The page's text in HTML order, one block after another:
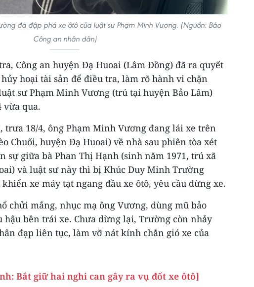
đã đập phá xe ôtô của luật sư Phạm Minh Vương. (Nguồn: Báo
Công an nhân dân)
Công an huyện Đạ Huoai (Lâm Đồng) đã ra quyết
hoại tài sản để điều tra, làm rõ hành vi chặn
sư Phạm Minh Vương (trú tại huyện Bảo Lâm)
vừa qua.
trưa 18/4, ông Phạm Minh Vương đang lái xe trên
Chuối, huyện Đạ Huoai) về nhà sau phiên tòa xét
sự giữa bà Phan Thị Hạnh (sinh năm 1971, trú xã
và luật sư này thì bị Khúc Duy Minh Trường
xe máy tạt ngang đầu xe ôtô, yêu cầu dừng xe.
chửi mắng, nhục mạ ông Vương, dùng mũ bảo
bên trái xe. Chưa dừng lại, Trường còn nhảy
đạp liên tục, làm vỡ nát kính chắn gió xe của
Bắt giữ hai nghi can gây ra vụ đốt xe ôtô]